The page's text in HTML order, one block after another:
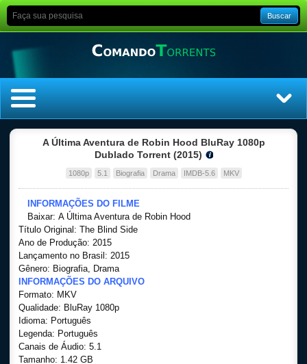
Buscar
Top Séries
A Última Aventura de Robin Hood BluRay 1080p
Dublado Torrent (2015)
1080p 5.1 Biografia Drama IMDB-5.6 MKV
INFORMAÇÕES DO FILME
Baixar: A Última Aventura de Robin Hood
Título Original: The Blind Side
Ano de Produção: 2015
Lançamento no Brasil: 2015
Gênero: Biografia, Drama
INFORMAÇÕES DO ARQUIVO
Formato: MKV
Qualidade: BluRay 1080p
Idioma: Português
Legenda: Português
Canais de Áudio: 5.1
Tamanho: 1.42 GB